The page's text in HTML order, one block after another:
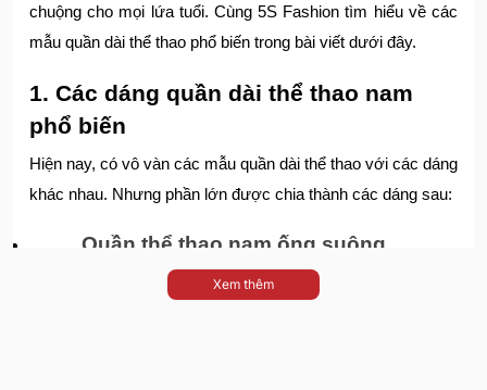
chuộng cho mọi lứa tuổi. Cùng 5S Fashion tìm hiểu về các
mẫu quần dài thể thao phổ biến trong bài viết dưới đây.
1. Các dáng quần dài thể thao nam
phổ biến
Hiện nay, có vô vàn các mẫu quần dài thể thao với các dáng
khác nhau. Nhưng phần lớn được chia thành các dáng sau:
Quần thể thao nam ống suông
Quần thể thao nam ống suông là dáng quần phổ biến và
Xem thêm